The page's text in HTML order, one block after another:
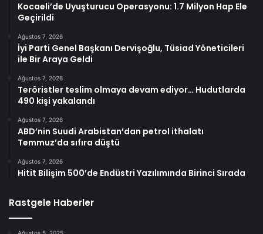
Kocaeli’de Uyuşturucu Operasyonu: 1.7 Milyon Hap Ele
Geçirildi
Ağustos 7, 2026
İyi Parti Genel Başkanı Dervişoğlu, Tüsiad Yöneticileri
ile Bir Araya Geldi
Ağustos 7, 2026
Teröristler teslim olmaya devam ediyor… Hudutlarda
490 kişi yakalandı
Ağustos 7, 2026
ABD’nin Suudi Arabistan’dan petrol ithalatı
Temmuz’da sıfıra düştü
Ağustos 7, 2026
Hitit Bilişim 500’de Endüstri Yazılımında Birinci Sırada
Rastgele Haberler